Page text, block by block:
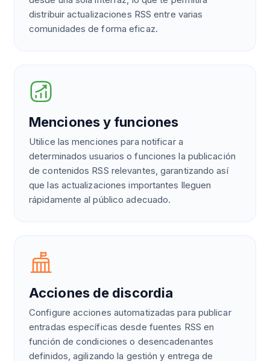
distribuir actualizaciones RSS entre varias
comunidades de forma eficaz.
Menciones y funciones
Utilice las menciones para notificar a
determinados usuarios o funciones la publicación
de contenidos RSS relevantes, garantizando así
que las actualizaciones importantes lleguen
rápidamente al público adecuado.
Acciones de discordia
Configure acciones automatizadas para publicar
entradas específicas desde fuentes RSS en
función de condiciones o desencadenantes
definidos, agilizando la gestión y entrega de